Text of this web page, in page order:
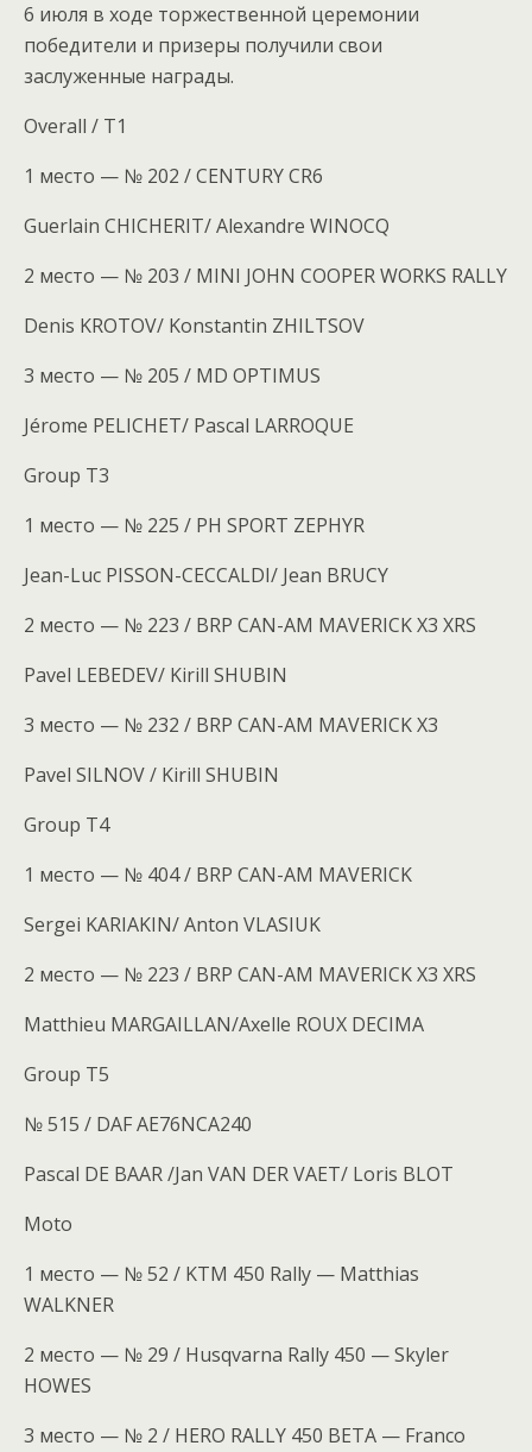
6 июля в ходе торжественной церемонии
победители и призеры получили свои
заслуженные награды.
Overall / T1
1 место — № 202 / CENTURY CR6
Guerlain CHICHERIT/ Alexandre WINOCQ
2 место — № 203 / MINI JOHN COOPER WORKS RALLY
Denis KROTOV/ Konstantin ZHILTSOV
3 место — № 205 / MD OPTIMUS
Jérome PELICHET/ Pascal LARROQUE
Group T3
1 место — № 225 / PH SPORT ZEPHYR
Jean-Luc PISSON-CECCALDI/ Jean BRUCY
2 место — № 223 / BRP CAN-AM MAVERICK X3 XRS
Pavel LEBEDEV/ Kirill SHUBIN
3 место — № 232 / BRP CAN-AM MAVERICK X3
Pavel SILNOV / Kirill SHUBIN
Group T4
1 место — № 404 / BRP CAN-AM MAVERICK
Sergei KARIAKIN/ Anton VLASIUK
2 место — № 223 / BRP CAN-AM MAVERICK X3 XRS
Matthieu MARGAILLAN/Axelle ROUX DECIMA
Group T5
№ 515 / DAF AE76NCA240
Pascal DE BAAR /Jan VAN DER VAET/ Loris BLOT
Moto
1 место — № 52 / KTM 450 Rally — Matthias
WALKNER
2 место — № 29 / Husqvarna Rally 450 — Skyler
HOWES
3 место — № 2 / HERO RALLY 450 BETA — Franco